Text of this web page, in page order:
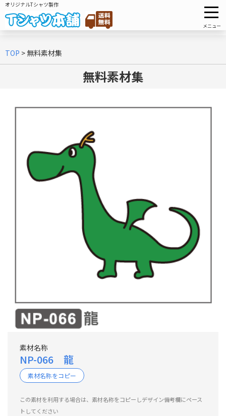
オリジナルTシャツ製作
メニュー
TOP > 無料素材集
無料素材集
素材名称
NP-066 龍
素材名称をコピー
この素材を利用する場合は、素材名称をコピーしデザイン備考欄にペース
トしてください